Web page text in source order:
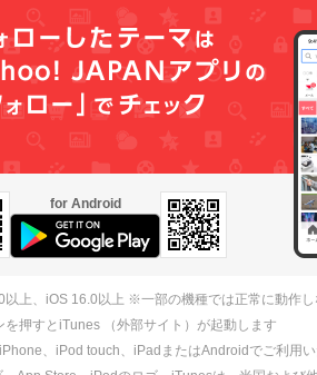
for Android
以上、iOS 16.0以上 ※一部の機種では正常に動作
を押すとiTunes （外部サイト）が起動します
、iPod touch、iPadまたはAndroidでご利用